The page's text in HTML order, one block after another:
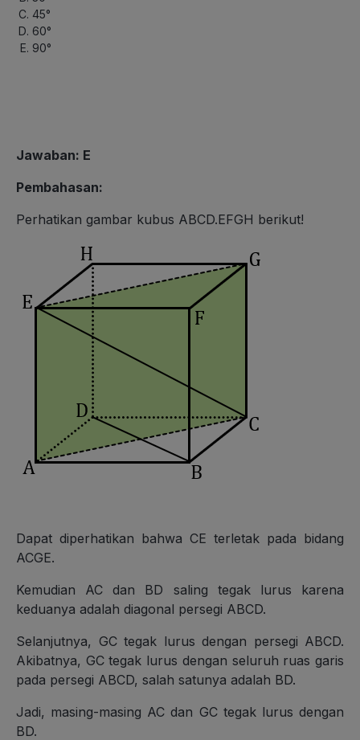
45°
60°
90°
Jawaban: E
Pembahasan:
Perhatikan gambar kubus ABCD.EFGH berikut!
Dapat diperhatikan bahwa CE terletak pada bidang
ACGE.
Kemudian AC dan BD saling tegak lurus karena
keduanya adalah diagonal persegi ABCD.
Selanjutnya, GC tegak lurus dengan persegi ABCD.
Akibatnya, GC tegak lurus dengan seluruh ruas garis
pada persegi ABCD, salah satunya adalah BD.
Jadi, masing-masing AC dan GC tegak lurus dengan
BD.